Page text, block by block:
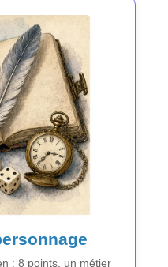
: 8 points, un métier